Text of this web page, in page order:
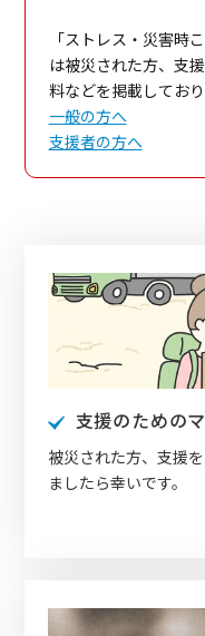
「ストレス・災害時
は被災された方、支
料などを掲載してお
一般の方へ
支援者の方へ
支援のための
被災された方、支援
ましたら幸いです。